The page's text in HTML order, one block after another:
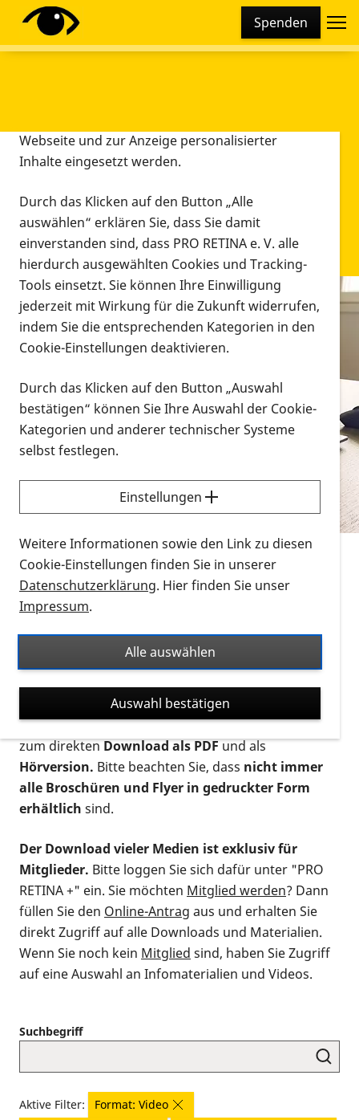
Spenden
Infomaterial
Infomaterial
Vorlesen
Alle Infomaterialien in verschiedenen
Formaten an einem Ort
Sie möchten wissen, wie Sie nach Infonmaterial
suchen und dieses bestellen bzw. herunterladen
können? Schauen Sie sich dieErklärvideos zum
Thema Infomaterial auf der PRO RETINA-Website
für blinde und sehbehinderte Menschen an.
Auf dieser Seite finden Sie sämtliches Infomaterial
Ort. Nutzen Sie den Formatfilter, um ausschließlich
nach Flyern und Broschüren, Audios oder Videos zu
suchen. Die meisten Flyer und Broschüren werden in
verschiedenen Formaten angeboten: zur
postalischen Bestellung als gedruckte Variante
zum direktenDownload als PDFund als
Hörversion. Bitte beachten Sie, dass nicht immer
alle Broschüren und Flyer in gedruckter Form
erhältlich sind.
Der Download vieler Medien ist exklusiv für
Mitglieder. Bitte loggen Sie sich dafür unter "PRO
RETINA +" ein. Sie möchten Mitglied werden? Dann
füllen Sie den Online-Antrag aus und erhalten Sie
direkt Zugriff auf alle Downloads und Materialien.
Wenn Sie noch kein Mitglied sind, haben Sie Zugriff
auf eine Auswahl an Infomaterialien und Videos.
Suchbegriff
Aktive Filter:
Format: Video
Diese Webseite setzt verschiedene Cookies und
Tracking-Tools ein. Dies beinhaltet Cookies und
Webseite und zur Anzeige personalisierter
Inhalte eingesetzt werden.
Durch das Klicken auf den Button „Alle
auswählen“ erklären Sie, dass Sie damit
einverstanden sind, dass PRO RETINA e. V. alle
hierdurch ausgewählten Cookies und Tracking-
Tools einsetzt. Sie können Ihre Einwilligung
jederzeit mit Wirkung für die Zukunft widerrufen,
indem Sie die entsprechenden Kategorien in den
Cookie-Einstellungen deaktivieren.
Durch das Klicken auf den Button „Auswahl
bestätigen“ können Sie Ihre Auswahl der Cookie-
Kategorien und anderer technischer Systeme
selbst festlegen.
Einstellungen
Weitere Informationen sowie den Link zu diesen
Cookie-Einstellungen finden Sie in unserer
Datenschutzerklärung. Hier finden Sie unser
Impressum.
Alle auswählen
Auswahl bestätigen